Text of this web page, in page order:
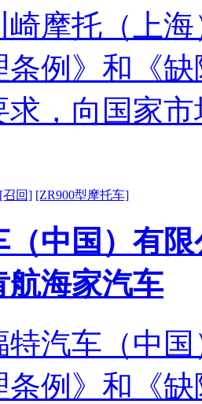
崎摩托（上
条例》和《
求，向国家
[召回] [ZR900型摩托车]
（中国）有
航海家汽车
特汽车（中
条例》和《